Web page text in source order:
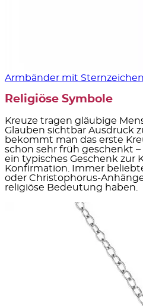
Armbänder mit Sternzeichen
Religiöse Symbole
Kreuze tragen gläubige
Glauben sichtbar Ausdruck
bekommt man das erste
schon sehr früh geschenkt
ein typisches Geschenk zur
Konfirmation. Immer
oder Christophorus-
religiöse Bedeutung haben.